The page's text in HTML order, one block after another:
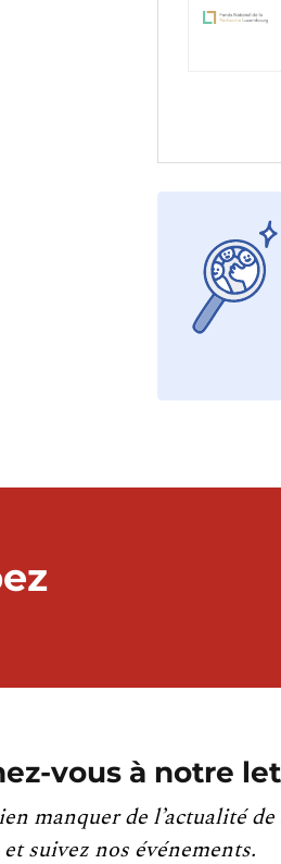
vous à notre
manquer de l’actualité
suivez nos événements.